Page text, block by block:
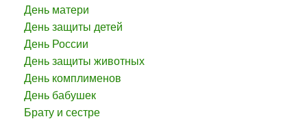
День матери
День защиты детей
День России
День защиты животных
День комплименов
День бабушек
Брату и сестре